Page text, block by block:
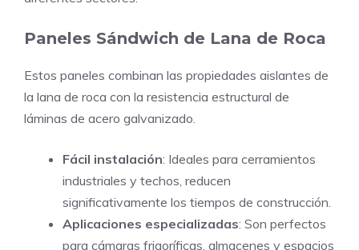
Paneles Sándwich de Lana de Roca
Estos paneles combinan las propiedades aislantes de
la lana de roca con la resistencia estructural de
láminas de acero galvanizado.
Fácil instalación: Ideales para cerramientos
industriales y techos, reducen
significativamente los tiempos de construcción.
Aplicaciones especializadas: Son perfectos
para cámaras frigoríficas, almacenes y espacios